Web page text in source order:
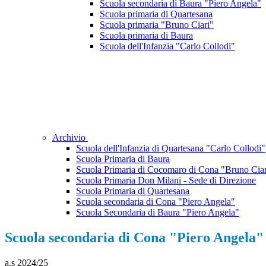
Scuola secondaria di Baura "Piero Angela"
Scuola primaria di Quartesana
Scuola primaria "Bruno Ciari"
Scuola primaria di Baura
Scuola dell'Infanzia "Carlo Collodi"
Archivio
Scuola dell'Infanzia di Quartesana "Carlo Collodi"
Scuola Primaria di Baura
Scuola Primaria di Cocomaro di Cona "Bruno
Scuola Primaria Don Milani - Sede di Direzione
Scuola Primaria di Quartesana
Scuola secondaria di Cona "Piero Angela"
Scuola Secondaria di Baura "Piero Angela"
Scuola secondaria di Cona "Piero Angela"
a.s 2024/25